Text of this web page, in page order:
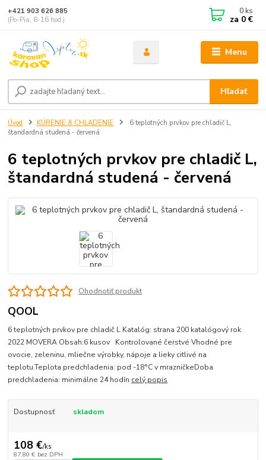
Menu
Hľadať
+421 903 626 885
(Po-Pia, 8-16 hod.)
0 ks
za 0 €
Úvod KÚRENIE & CHLADENIE
6 teplotných prvkov pre chladič L,
štandardná studená - červená
6 teplotných prvkov pre chladič L,
štandardná studená - červená
Ohodnotiť produkt
QOOL
6 teplotných prvkov pre chladič L Katalóg: strana 200 katalógový rok
2022 MOVERA Obsah:6 kusov Kontrolované čerstvé Vhodné pre
ovocie, zeleninu, mliečne výrobky, nápoje a lieky citlivé na
teplotu.Teplota predchladenia: pod -18°C v mrazničkeDoba
predchladenia: minimálne 24 hodín celý popis
Dostupnosť skladom
108 €/ks
87,80 € bez DPH